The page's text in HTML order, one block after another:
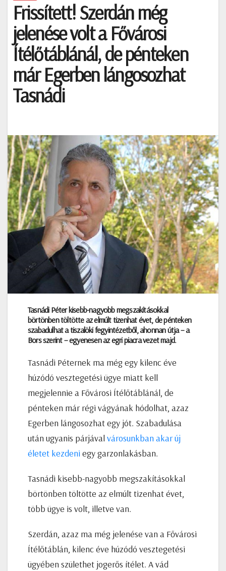
Frissített! Szerdán még
jelenése volt a Fővárosi
Ítélőtáblánál, de pénteken
már Egerben lángosozhat
Tasnádi
Tasnádi Péter kisebb-nagyobb megszakításokkal
börtönben töltötte az elmúlt tizenhat évet, de pénteken
szabadulhat a tiszalöki fegyintézetből, ahonnan útja – a
Bors szerint – egyenesen az egri piacra vezet majd.
Tasnádi Péternek ma még egy kilenc éve
húzódó vesztegetési ügye miatt kell
megjelennie a Fővárosi Ítélőtáblánál, de
pénteken már régi vágyának hódolhat, azaz
Egerben lángosozhat egy jót. Szabadulása
után ugyanis párjávalvárosunkban akar új
életet kezdeniegy garzonlakásban.
Tasnádi kisebb-nagyobb megszakításokkal
börtönben töltötte az elmúlt tizenhat évet,
több ügye is volt, illetve van.
Szerdán, azaz ma még jelenése van a Fővárosi
Ítélőtáblán, kilenc éve húzódó vesztegetési
ügyében születhet jogerős ítélet. A vád